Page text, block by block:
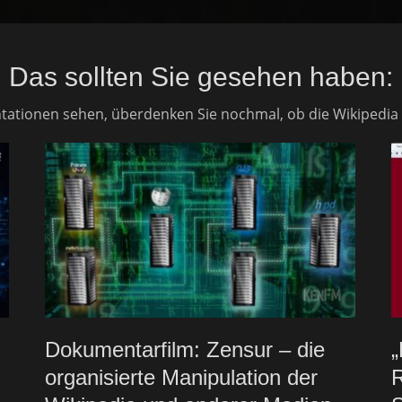
Das sollten Sie gesehen haben:
sehen, überdenken Sie nochmal, ob die
Dokumentarfilm: Zensur – die
organisierte Manipulation der